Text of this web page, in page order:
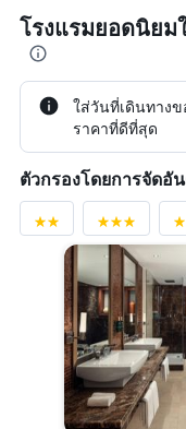
โรงแรมยอดนิยม
ใส่วันที่เดินทาง
ราคาที่ดีที่สุด
ตัวกรองโดยการจัดอั